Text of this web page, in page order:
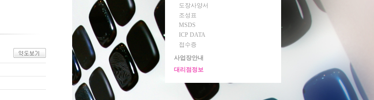
도장사양서
조성표
MSDS
ICP DATA
접수증
사업장안내
대리점정보